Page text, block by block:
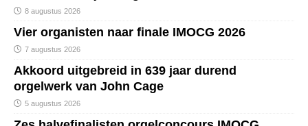
8 augustus 2026
Vier organisten naar finale IMOCG 2026
7 augustus 2026
Akkoord uitgebreid in 639 jaar durend
orgelwerk van John Cage
5 augustus 2026